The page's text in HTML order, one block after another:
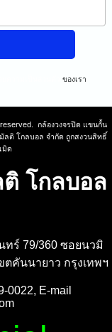
ความเป็นส่วนตัว ของเรา
reserved. กล้องวงจรปิด แขนกั้น
ติ โกลบอล จำกัด ถูกสงวนสิทธิ์
มิด
โกลบอล
ร์ 79/360 ซอยนวมิ
คันนายาว กรุงเทพฯ
0022, E-mail